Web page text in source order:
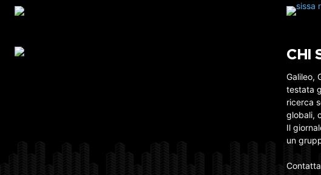
CHI
Galileo,
testata
ricerca
globali,
Il
un